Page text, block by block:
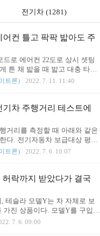
전기차 (1281)
컨 틀고 팍팍 밟아도 주
드로 에어컨 22도로 상시 셋팅
튼 채 밟을 때 밟고 대충 타도
는... 이트론55의 대략적 상황이
행거리는 허상이라는 사실이
편의장비다. 제대로 맘먹고
텐데, 차가 나에게 맞춰야지,
이 없지. 그냥 에어서스 느끼
로 팍팍 써 가면서 밟을 때 밟
도 즐기고, 에어컨 충분히 사용
랫하게 찍어주고, 심지어 80~9
트론) 2022. 7. 11. 11:40
차 주행거리 테스트에
거리를 측정할 때 아래와 같은
다. 전기자동차 보급대상 평가
5] 항목별 평가방법(제3조 관
전 4시간 이상 20~30℃의 주변
만, 주행로 시험의 경우에는
온조건 시험 차량은 시험 시작
충전되어 있어야 하고, 저온조
고시 2016-246호 ｢제작자동차
에 관한 규정｣(이하 “시험방법
트론) 2022. 7. 6. 10:07
락까지 받았다가 결국
테슬라 모델Y는 차 자체로 보
가진 상품이다. 모델Y를 구입하
데, 세 번 다 다른 인상을 받았
7. 6. 09:00